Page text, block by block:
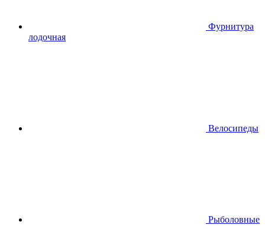
Фурнитура
лодочная
Велосипеды
Рыболовные